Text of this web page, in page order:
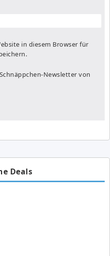
in diesem Browser für
Newsletter von
Deals